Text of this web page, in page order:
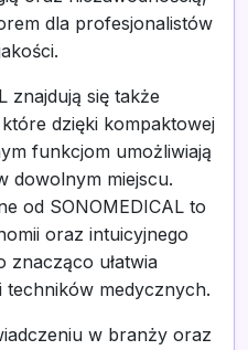
dla profesjonalistów
znajdują się także
dzięki kompaktowej
funkcjom umożliwiają
dowolnym miejscu.
od SONOMEDICAL to
oraz intuicyjnego
znacząco ułatwia
medycznych.
w branży oraz